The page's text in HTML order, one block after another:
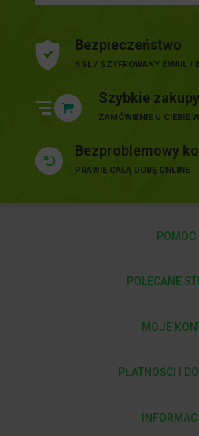
Bezpieczeństwo
SSL / SZYFROWANY EMAIL /
Szybkie zakupy
ZAMÓWIENIE U CIEBIE
Bezproblemowy
PRAWIE CAŁĄ DOBĘ ONLINE
POMOC
POLECANE
MOJE
PŁATNOŚCI I